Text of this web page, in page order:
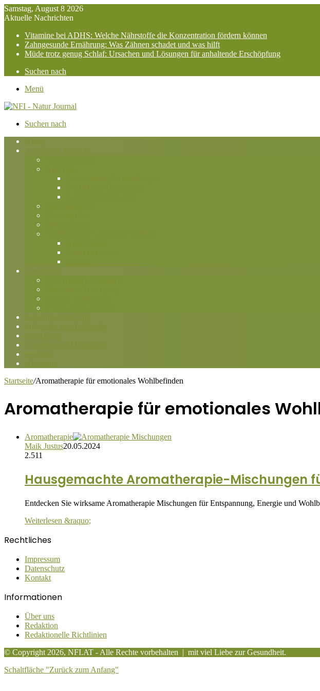
Samstag, August 8 2026
Aktuelle Nachrichten
Vitamine bei ADHS: Welche Nährstoffe die Konzentration fördern können
Zahngesunde Ernährung: Was Zähnen schadet und was hilft
Müde trotz genug Schlaf: Ursachen und Lösungen für anhaltende Erschöpfung
Suchen nach
Menü
Suchen nach
Home
Alternative Medizin
Gesundheit
Nahrungsergänzung
Probiotika und Präbiotika
Superfoods
Vitamine und Mineralien
Heilpilze
Heilsteine
Startseite/Aromatherapie für emotionales Wohlbefinden
Aromatherapie für emotionales
Aromatherapie
Maik Justus20.05.2024
2.511
Hausgemachte Aromatherapie-Mischungen
Entdecken Sie wirksame Aromatherapie Mischungen für Entspannung, Energie und
Weiterlesen &raquo;
Rechtliches
Impressum
Datenschutz
Kontakt
Informationen
Über uns
Redaktion
Redaktionelle Richtlinien
© Copyright 2026, NFI.AT - Alle Rechte vorbehalten | mit viel Liebe zur Gesundheit.
Schaltfläche "Zurück zum Anfang"